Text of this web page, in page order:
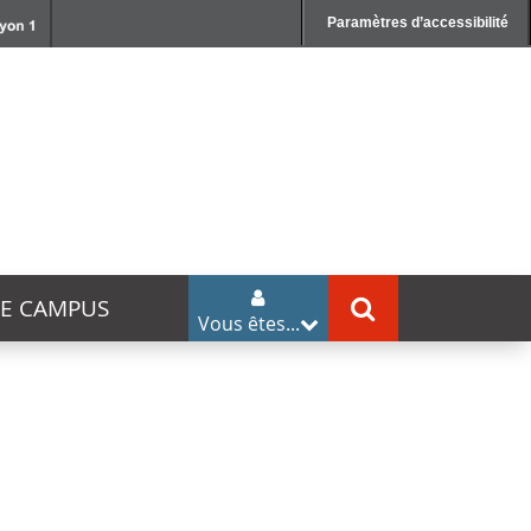
Paramètres d’accessibilité
CAMPUS Vous êtes...